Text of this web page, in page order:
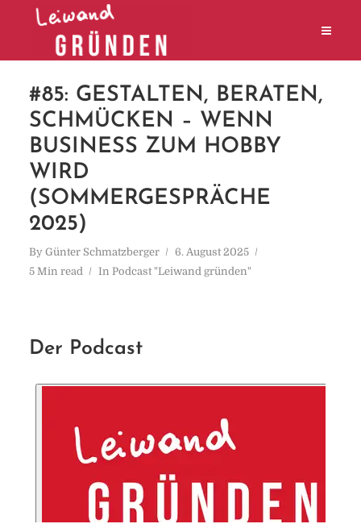
#85: GESTALTEN, BERATEN,
SCHMÜCKEN – WENN
BUSINESS ZUM HOBBY
WIRD
(SOMMERGESPRÄCHE
2025)
By Günter Schmatzberger
6. August 2025
5 Min read
In Podcast "Leiwand gründen"
Der Podcast